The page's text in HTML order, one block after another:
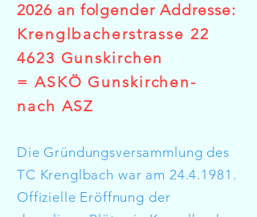
2026 an folgender Addresse:
Krenglbacherstrasse 22
4623 Gunskirchen
= ASKÖ Gunskirchen-
nach ASZ
Die Gründungsversammlung des
TC Krenglbach war am 24.4.1981 .
Offizielle Eröffnung der